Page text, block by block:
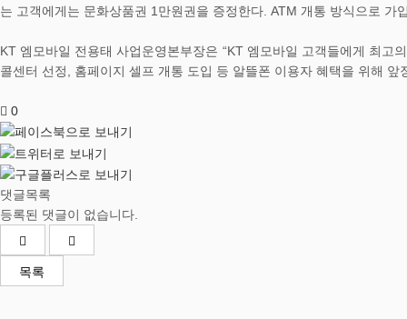
는 고객에게는 문화상품권 1만원권을 증정한다. ATM 개통 방식으로 가
KT 엠모바일 전용태 사업운영본부장은 “KT 엠모바일 고객들에게 최고
콜센터 선정, 홈페이지 셀프 개통 도입 등 알뜰폰 이용자 혜택을 위해
0
댓글목록
등록된 댓글이 없습니다.
목록